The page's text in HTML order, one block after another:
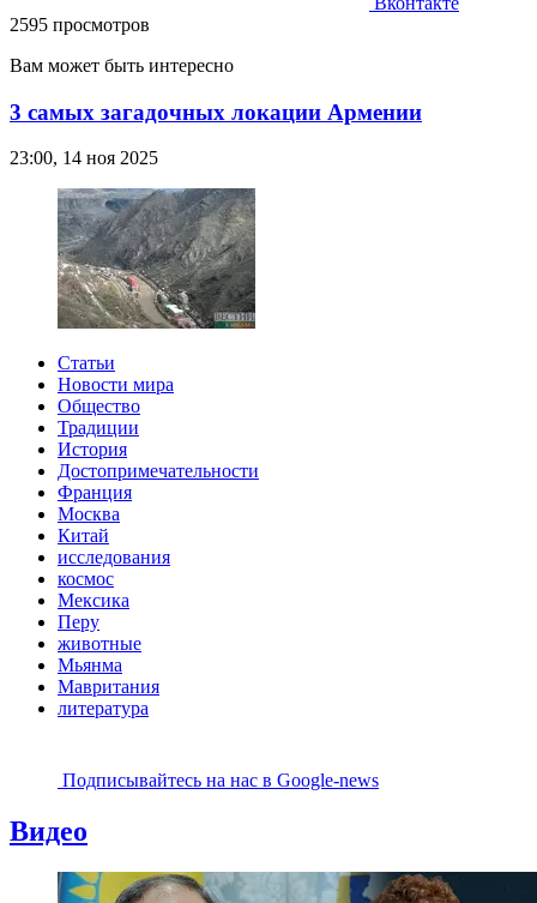
2595 просмотров
Вам может быть интересно
3 самых загадочных локации Армении
23:00, 14 ноя 2025
Статьи
Новости мира
Общество
Традиции
История
Достопримечательности
Франция
Москва
Китай
исследования
космос
Мексика
Перу
животные
Мьянма
Мавритания
литература
Подписывайтесь на наc в Google-news
Видео